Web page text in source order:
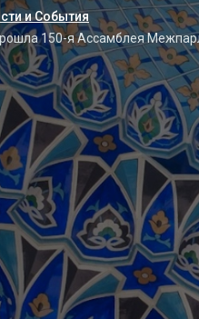
и События
150-я Ассамблея